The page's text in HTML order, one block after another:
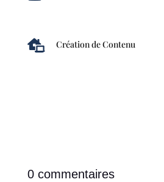
 Création de Contenu
0 commentaires